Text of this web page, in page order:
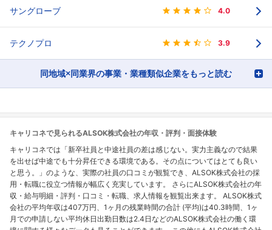
サングローブ 4.0
テクノプロ 3.9
同地域×同業界の事業・業種類似企業をもっと読む
キャリコネで見られるALSOK株式会社の年収・評判・面接体験
キャリコネでは「新卒社員と中途社員の差は感じない。実力主義なので結果
を出せば中途でも十分昇任できる環境である。その点についてはとても良い
と思う。」のような、実際の社員の口コミが観覧でき、ALSOK株式会社の採
用・転職に役立つ情報が幅広く充実しています。 さらにALSOK株式会社の年
収・給与明細・評判・口コミ・転職、求人情報を観覧出来ます。 ALSOK株式
会社の平均年収は407万円、1ヶ月の残業時間の合計 (平均)は40.3時間、1ヶ
月での申請しない平均休日出勤日数は2.4日などのALSOK株式会社の働く環